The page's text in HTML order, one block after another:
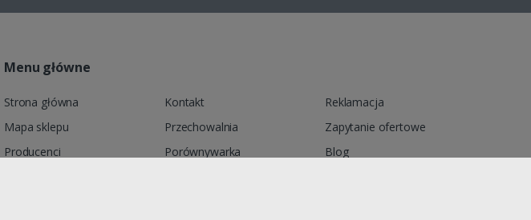
Menu główne
Strona główna
Mapa sklepu
Producenci
Kontakt
Przechowalnia
Porównywarka
Reklamacja
Zapytanie ofertowe
Blog